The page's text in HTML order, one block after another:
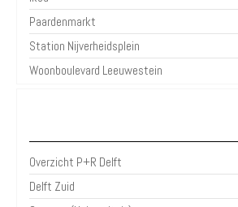
Paardenmarkt
Station Nijverheidsplein
Woonboulevard Leeuwestein
Overzicht P+R Delft
Delft Zuid